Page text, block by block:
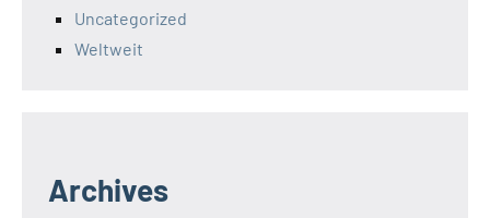
Uncategorized
Weltweit
Archives